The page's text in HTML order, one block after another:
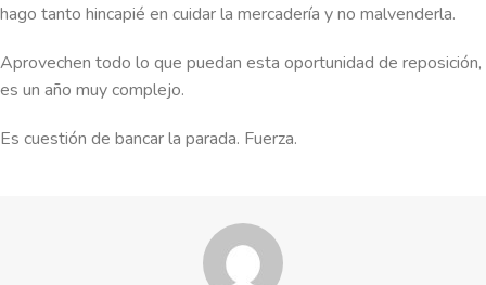
hago tanto hincapié en cuidar la mercadería y no malvenderla.
Aprovechen todo lo que puedan esta oportunidad de reposición,
es un año muy complejo.
Es cuestión de bancar la parada. Fuerza.